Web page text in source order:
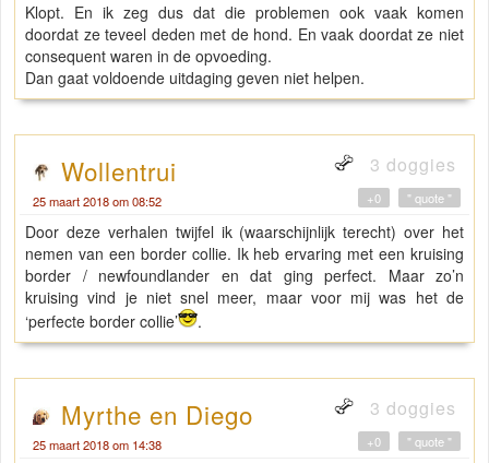
Klopt. En ik zeg dus dat die problemen ook vaak komen
doordat ze teveel deden met de hond. En vaak doordat ze niet
consequent waren in de opvoeding.
Dan gaat voldoende uitdaging geven niet helpen.
Wollentrui 3 doggies
25 maart 2018 om 08:52 " quote "
+0
Door deze verhalen twijfel ik (waarschijnlijk terecht) over het
nemen van een border collie. Ik heb ervaring met een kruising
border / newfoundlander en dat ging perfect. Maar zo’n
kruising vind je niet snel meer, maar voor mij was het de
‘perfecte border collie’
.
Myrthe en Diego 3 doggies
25 maart 2018 om 14:38 " quote "
+0